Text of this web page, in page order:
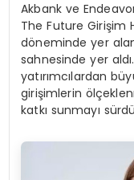
Akbank ve
The Future Girişim
döneminde yer
sahnesinde yer
yatırımcılardan
girişimlerin
katkı sunmayı